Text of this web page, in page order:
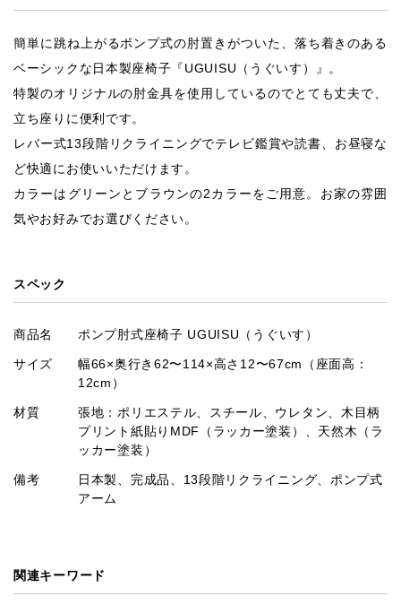
簡単に跳ね上がるポンプ式の肘置きがついた、落ち着きのある
ベーシックな日本製座椅子『UGUISU（うぐいす）』。
特製のオリジナルの肘金具を使用しているのでとても丈夫で、
立ち座りに便利です。
レバー式13段階リクライニングでテレビ鑑賞や読書、お昼寝な
ど快適にお使いいただけます。
カラーはグリーンとブラウンの2カラーをご用意。お家の雰囲
気やお好みでお選びください。
スペック
商品名 ポンプ肘式座椅子 UGUISU（うぐいす）
サイズ
幅66×奥行き62〜114×高さ12〜67cm（座面高：
12cm）
材質
張地：ポリエステル、スチール、ウレタン、木目柄
プリント紙貼りMDF（ラッカー塗装）、天然木（ラ
ッカー塗装）
備考
日本製、完成品、13段階リクライニング、ポンプ式
アーム
関連キーワード